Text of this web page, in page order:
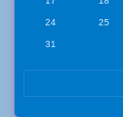
24 25
31